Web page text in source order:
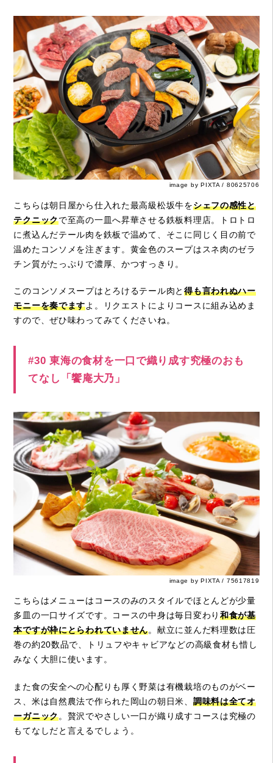
image by PIXTA / 80625706
こちらは朝日屋から仕入れた最高級松坂牛をシェフの感性と
テクニックで至高の一皿へ昇華させる鉄板料理店。トロトロ
に煮込んだテール肉を鉄板で温めて、そこに同じく目の前で
温めたコンソメを注ぎます。黄金色のスープはスネ肉のゼラ
チン質がたっぷりで濃厚、かつすっきり。
このコンソメスープはとろけるテール肉と得も言われぬハー
モニーを奏でますよ。リクエストによりコースに組み込めま
すので、ぜひ味わってみてくださいね。
#30 東海の食材を一口で織り成す究極のおも
てなし「饗庵大乃」
image by PIXTA / 75617819
こちらはメニューはコースのみのスタイルでほとんどが少量
多皿の一口サイズです。コースの中身は毎日変わり 和食が基
本ですが枠にとらわれていません。献立に並んだ料理数は圧
巻の約20数品で、トリュフやキャビアなどの高級食材も惜し
みなく大胆に使います。
また食の安全への心配りも厚く野菜は有機栽培のものがベー
ス、米は自然農法で作られた岡山の朝日米、 調味料は全てオ
ーガニック。贅沢でやさしい一口が織り成すコースは究極の
もてなしだと言えるでしょう。